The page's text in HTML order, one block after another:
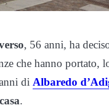
, 56 anni, ha
che hanno portato,
di Albaredo
.